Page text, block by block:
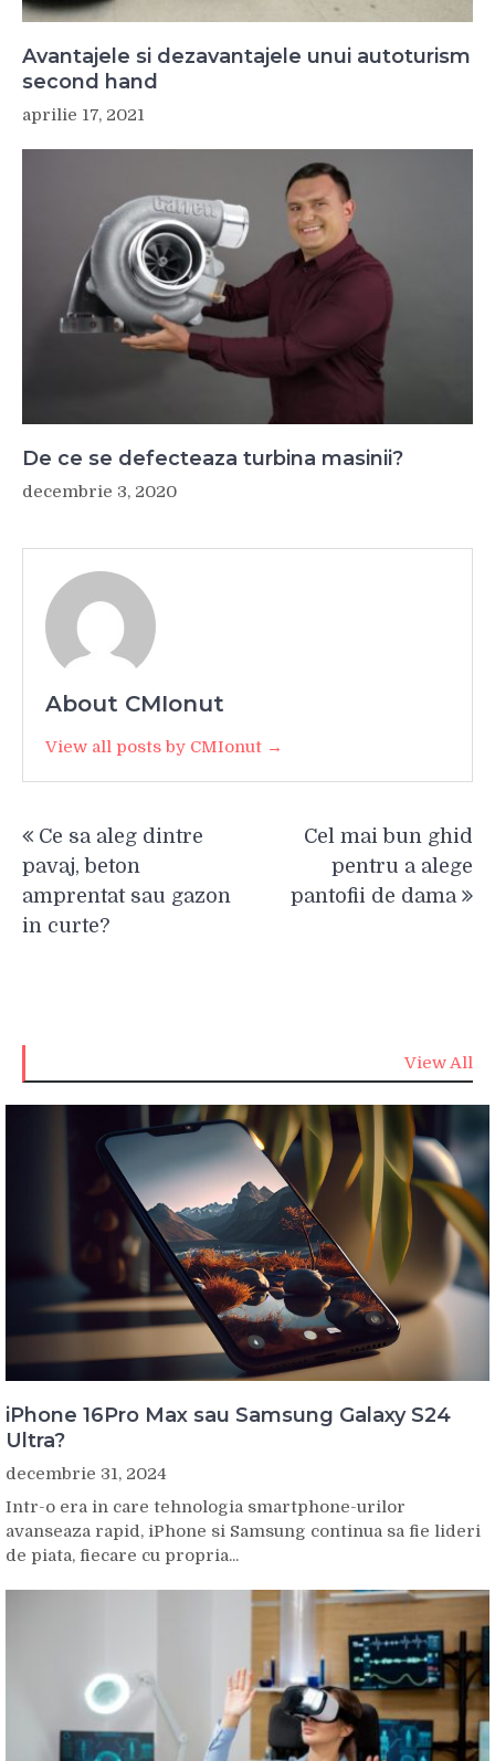
Avantajele si dezavantajele unui autoturism
second hand
aprilie 17, 2021
De ce se defecteaza turbina masinii?
decembrie 3, 2020
About CMIonut
View all posts by CMIonut →
în
articole
Ce sa aleg dintre
pavaj, beton
amprentat sau gazon
in curte?
Cel mai bun ghid
pentru a alege
pantofii de dama
View All
iPhone 16Pro Max sau Samsung Galaxy S24
Ultra?
decembrie 31, 2024
Intr-o era in care tehnologia smartphone-urilor
avanseaza rapid, iPhone si Samsung continua sa fie lideri
de piata, fiecare cu propria...